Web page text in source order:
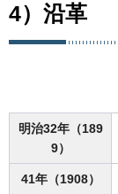
4）沿革
明治32年（189
9）
41年（1908）